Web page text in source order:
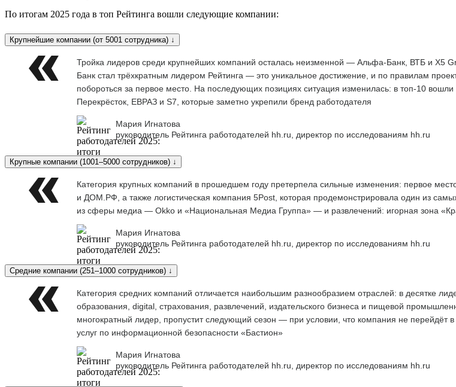
По итогам 2025 года в топ Рейтинга вошли следующие компании:
Крупнейшие компании (от 5001 сотрудника) ↓
Тройка лидеров среди крупнейших компаний осталась неизменной — Альфа-Банк, ВТБ и X5
Банк стал трёхкратным лидером Рейтинга — это уникальное достижение, и по правилам
побороться за первое место. На последующих позициях ситуация изменилась: в топ-10
Перекрёсток, ЕВРАЗ и S7, которые заметно укрепили бренд работодателя
Мария Игнатова
руководитель Рейтинга работодателей hh.ru, директор по исследованиям hh.ru
Крупные компании (1001–5000 сотрудников) ↓
Категория крупных компаний в прошедшем году претерпела сильные изменения: первое
и ДОМ.РФ, а также логистическая компания 5Post, которая продемонстрировала один из
из сферы медиа — Okko и «Национальная Медиа Группа» — и развлечений: игорная зона
Мария Игнатова
руководитель Рейтинга работодателей hh.ru, директор по исследованиям hh.ru
Средние компании (251–1000 сотрудников) ↓
Категория средних компаний отличается наибольшим разнообразием отраслей: в десятке
образования, digital, страхования, развлечений, издательского бизнеса и пищевой
многократный лидер, пропустит следующий сезон — при условии, что компания не
услуг по информационной безопасности «Бастион»
Мария Игнатова
руководитель Рейтинга работодателей hh.ru, директор по исследованиям hh.ru